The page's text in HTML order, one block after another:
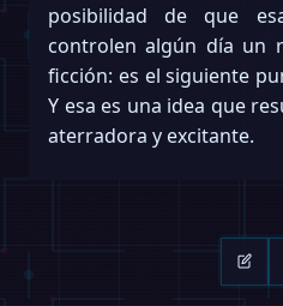
posibilidad de que
controlen algún día un
ficción: es el siguiente
Y esa es una idea que
aterradora y excitante.